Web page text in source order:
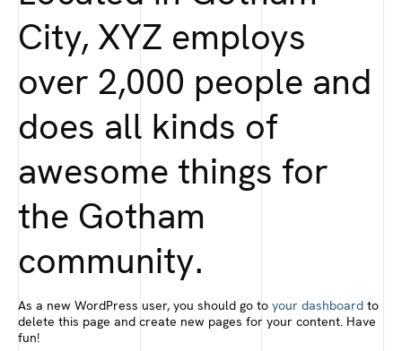
City, XYZ employs
over 2,000 people and
does all kinds of
awesome things for
the Gotham
community.
As a new WordPress user, you should go to your dashboard to
delete this page and create new pages for your content. Have
fun!